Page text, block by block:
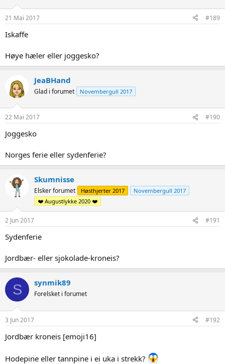
21 Mai 2017 #189
Iskaffe
Høye hæler eller joggesko?
JeaBHand
Glad i forumet Novembergull 2017
22 Mai 2017 #190
Joggesko
Norges ferie eller sydenferie?
Skumnisse
Elsker forumet Høsthjerter 2017
Novembergull 2017
❤️ Augustlykke 2020 ❤️
2 Jun 2017 #191
Sydenferie
Jordbær- eller sjokolade-kroneis?
S synmik89
Forelsket i forumet
3 Jun 2017 #192
Jordbær kroneis [emoji16]
Hodepine eller tannpine i ei uka i strekk?